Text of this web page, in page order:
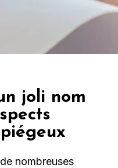
joli nom
nombreuses